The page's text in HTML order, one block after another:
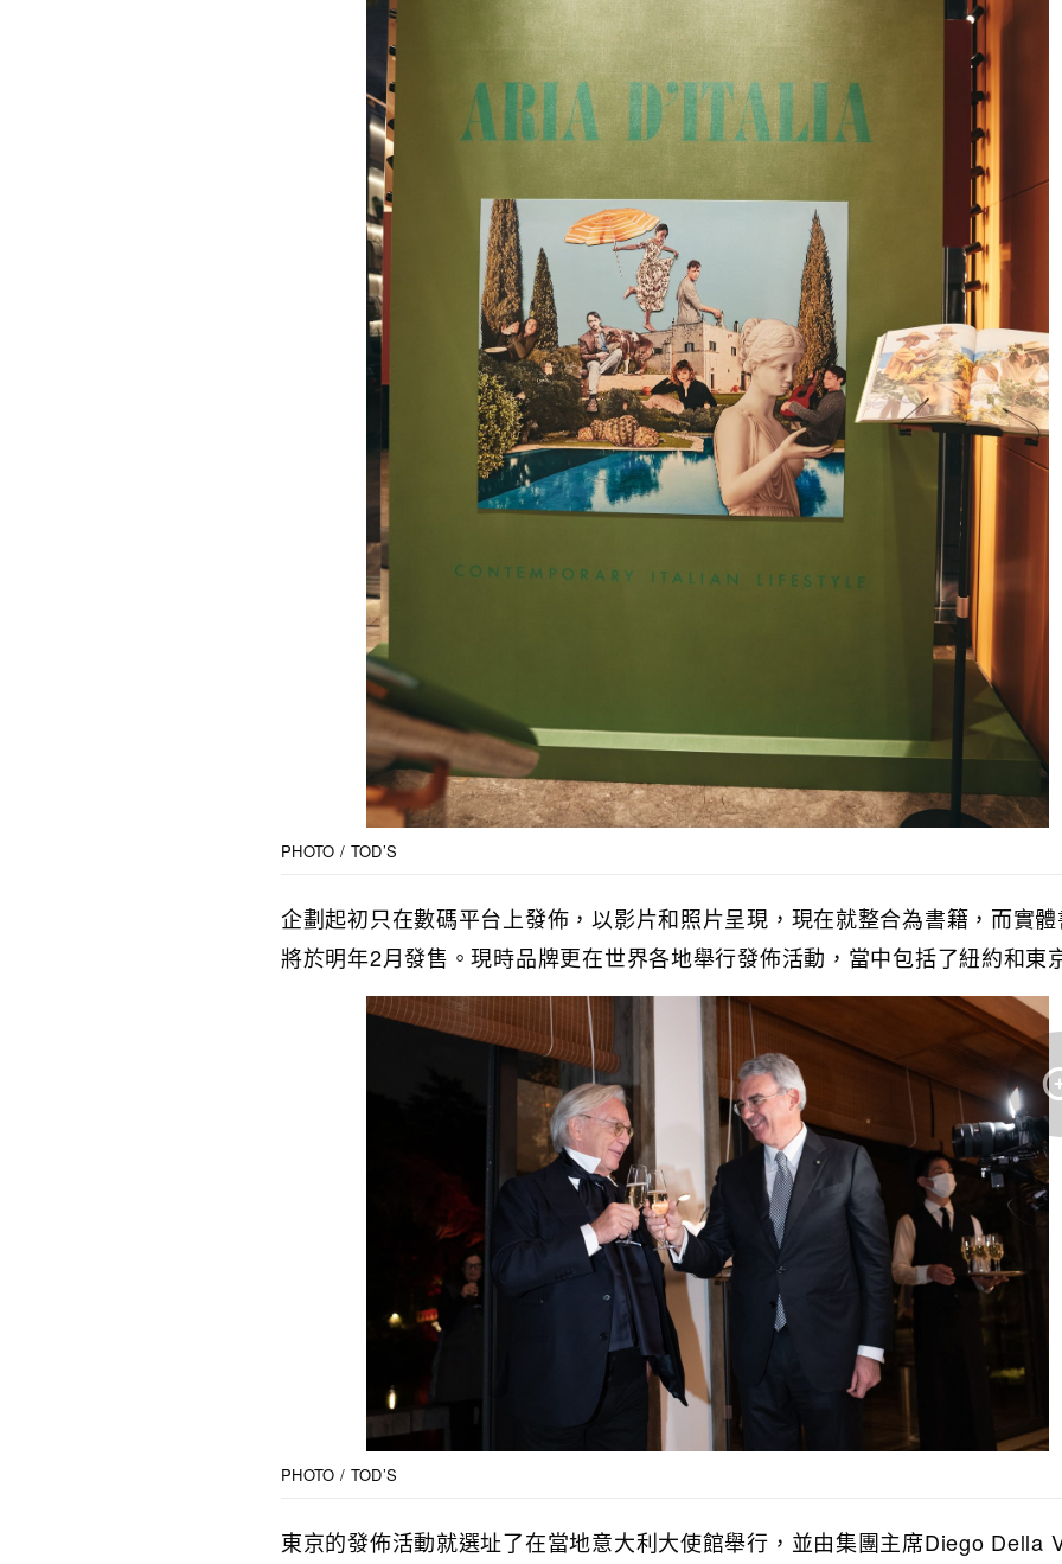
PHOTO / TOD’S
企劃起初只在數碼平台上發佈，以影片和照片呈現，現在就整合為書籍，而實
將於明年2月發售。現時品牌更在世界各地舉行發佈活動，當中包括了紐約和東
PHOTO / TOD’S
東京的發佈活動就選址了在當地意大利大使館舉行，並由集團主席Diego Della